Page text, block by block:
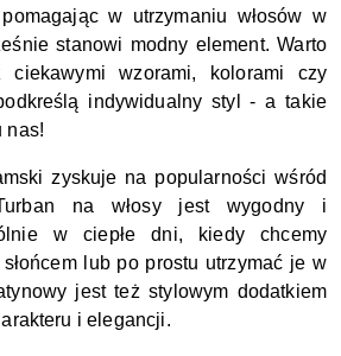
w utrzymaniu włosów w
stanowi modny element. Warto
ciekawymi wzorami, kolorami czy
indywidualny styl - a takie
nas!
zyskuje na popularności wśród
na włosy jest wygodny i
w ciepłe dni, kiedy chcemy
lub po prostu utrzymać je w
jest też stylowym dodatkiem
i elegancji.